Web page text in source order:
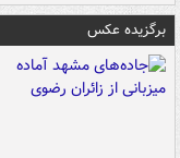
برگزیده عکس